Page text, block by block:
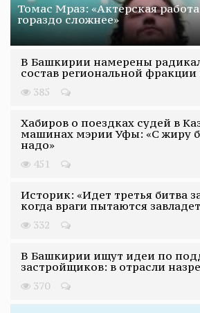
Томас Мраз: «Актерская
гораздо сложнее»
В Башкирии намерены
состав региональной фракции
385
Хабиров о поездках судей в
машинах мэрии Уфы: «С жиру
надо»
451
Историк: «Идет третья битва
когда враги пытаются
332
В Башкирии ищут идеи по
застройщиков: в отрасли
370